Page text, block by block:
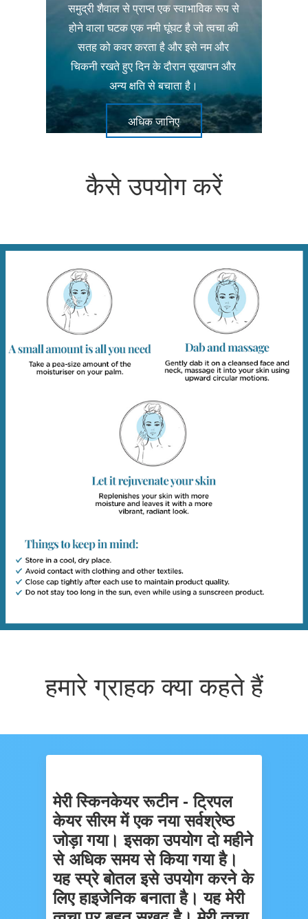
समुद्री शैवाल से प्राप्त एक स्वाभाविक रूप से
होने वाला घटक एक नमी घूंघट है जो त्वचा की
सतह को कवर करता है और इसे नम और
चिकनी रखते हुए दिन के दौरान सूखापन और
अन्य क्षति से बचाता है।
अधिक जानिए
कैसे उपयोग करें
हमारे ग्राहक क्या कहते हैं
मेरी स्किनकेयर रूटीन - ट्रिपल
केयर सीरम में एक नया सर्वश्रेष्ठ
जोड़ा गया। इसका उपयोग दो महीने
से अधिक समय से किया गया है।
यह स्प्रे बोतल इसे उपयोग करने के
लिए हाइजेनिक बनाता है। यह मेरी